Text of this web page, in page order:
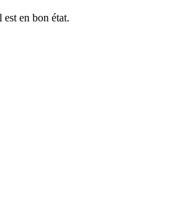
est en bon état.